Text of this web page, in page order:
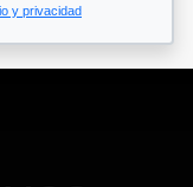
y privacidad